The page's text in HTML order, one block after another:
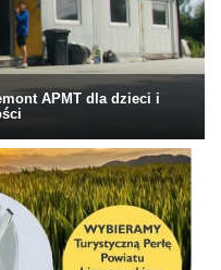
APMT dla dzieci i